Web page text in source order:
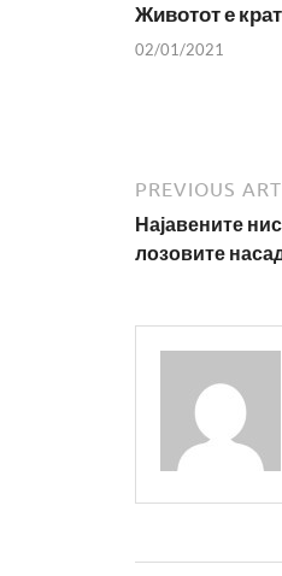
Животот е
02/01/2021
PREVIOUS
Најавените
лозовите